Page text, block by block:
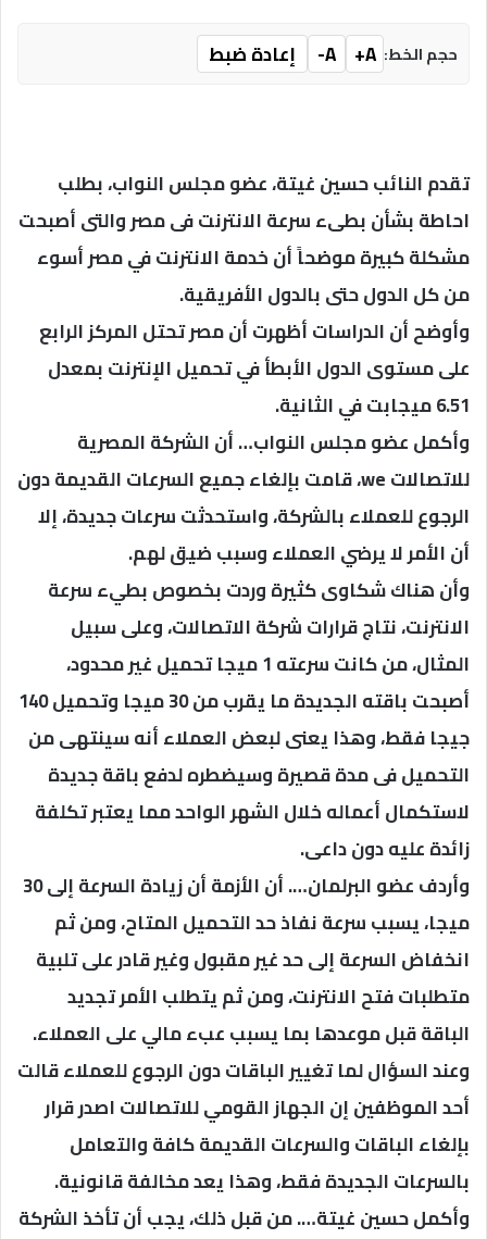
حجم الخط: A+
A- إعادة ضبط
تقدم النائب حسين غيتة، عضو مجلس النواب، بطلب
احاطة بشأن بطىء سرعة الانترنت فى مصر والتى أصبحت
مشكلة كبيرة موضحاً أن خدمة الانترنت في مصر أسوء
من كل الدول حتى بالدول الأفريقية.
وأوضح أن الدراسات أظهرت أن مصر تحتل المركز الرابع
على مستوى الدول الأبطأ في تحميل الإنترنت بمعدل
6.51 ميجابت في الثانية.
وأكمل عضو مجلس النواب… أن الشركة المصرية
للاتصالات we، قامت بإلغاء جميع السرعات القديمة دون
الرجوع للعملاء بالشركة، واستحدثت سرعات جديدة، إلا
أن الأمر لا يرضي العملاء وسبب ضيق لهم.
وأن هناك شكاوى كثيرة وردت بخصوص بطيء سرعة
الانترنت، نتاج قرارات شركة الاتصالات، وعلى سبيل
المثال، من كانت سرعته 1 ميجا تحميل غير محدود،
أصبحت باقته الجديدة ما يقرب من 30 ميجا وتحميل 140
جيجا فقط، وهذا يعنى لبعض العملاء أنه سينتهى من
التحميل فى مدة قصيرة وسيضطره لدفع باقة جديدة
لاستكمال أعماله خلال الشهر الواحد مما يعتبر تكلفة
زائدة عليه دون داعى.
وأردف عضو البرلمان…. أن الأزمة أن زيادة السرعة إلى 30
ميجا، يسبب سرعة نفاذ حد التحميل المتاح، ومن ثم
انخفاض السرعة إلى حد غير مقبول وغير قادر على تلبية
متطلبات فتح الانترنت، ومن ثم يتطلب الأمر تجديد
الباقة قبل موعدها بما يسبب عبء مالي على العملاء.
وعند السؤال لما تغيير الباقات دون الرجوع للعملاء قالت
أحد الموظفين إن الجهاز القومي للاتصالات اصدر قرار
بإلغاء الباقات والسرعات القديمة كافة والتعامل
بالسرعات الجديدة فقط، وهذا يعد مخالفة قانونية.
وأكمل حسين غيتة…. من قبل ذلك، يجب أن تأخذ الشركة